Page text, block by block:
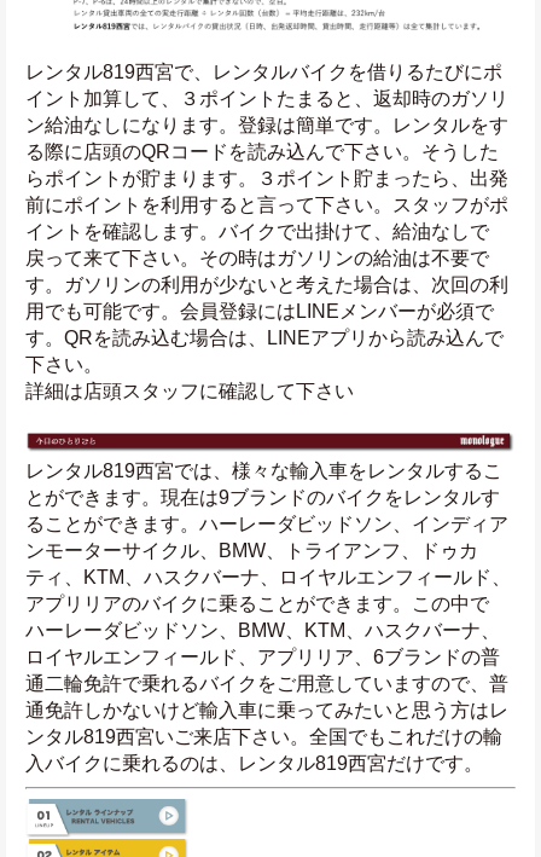
レンタル819西宮で、レンタルバイクを借りるたびにポ
イント加算して、３ポイントたまると、返却時のガソリ
ン給油なしになります。登録は簡単です。レンタルをす
る際に店頭のQRコードを読み込んで下さい。そうした
らポイントが貯まります。３ポイント貯まったら、出発
前にポイントを利用すると言って下さい。スタッフがポ
イントを確認します。バイクで出掛けて、給油なしで
戻って来て下さい。その時はガソリンの給油は不要で
す。ガソリンの利用が少ないと考えた場合は、次回の利
用でも可能です。会員登録にはLINEメンバーが必須で
す。QRを読み込む場合は、LINEアプリから読み込んで
下さい。
詳細は店頭スタッフに確認して下さい
レンタル819西宮では、様々な輸入車をレンタルするこ
とができます。現在は9ブランドのバイクをレンタルす
ることができます。ハーレーダビッドソン、インディア
ンモーターサイクル、BMW、トライアンフ、ドゥカ
ティ、KTM、ハスクバーナ、ロイヤルエンフィールド、
アプリリアのバイクに乗ることができます。この中で
ハーレーダビッドソン、BMW、KTM、ハスクバーナ、
ロイヤルエンフィールド、アプリリア、6ブランドの普
通二輪免許で乗れるバイクをご用意していますので、普
通免許しかないけど輸入車に乗ってみたいと思う方はレ
ンタル819西宮いご来店下さい。全国でもこれだけの輸
入バイクに乗れるのは、レンタル819西宮だけです。